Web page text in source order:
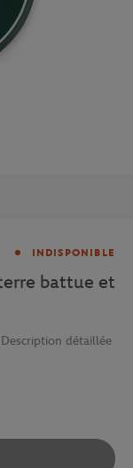
INDISPONIBLE
battue et
Description détaillée